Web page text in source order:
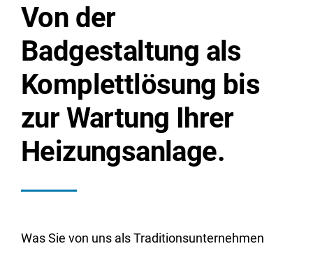
Von der
Badgestaltung als
Komplettlösung bis
zur Wartung Ihrer
Heizungsanlage.
Was Sie von uns als Traditionsunternehmen